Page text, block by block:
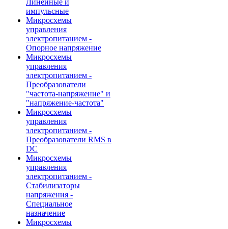
Линейные и
импульсные
Микросхемы
управления
электропитанием -
Опорное напряжение
Микросхемы
управления
электропитанием -
Преобразователи
"частота-напряжение" и
"напряжение-частота"
Микросхемы
управления
электропитанием -
Преобразователи RMS в
DC
Микросхемы
управления
электропитанием -
Стабилизаторы
напряжения -
Специальное
назначение
Микросхемы